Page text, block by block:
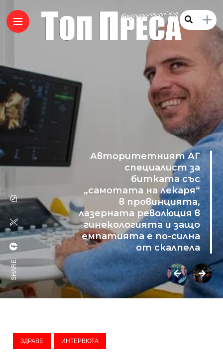
Авторитетният АГ
специалист за
битката със
„самотата на лекаря“
в провинцията,
лазерната революция в
гинекологията и защо
емпатията е по-силна
от скалпела
SHARE:
ЗДРАВЕ ИНТЕРВЮТА